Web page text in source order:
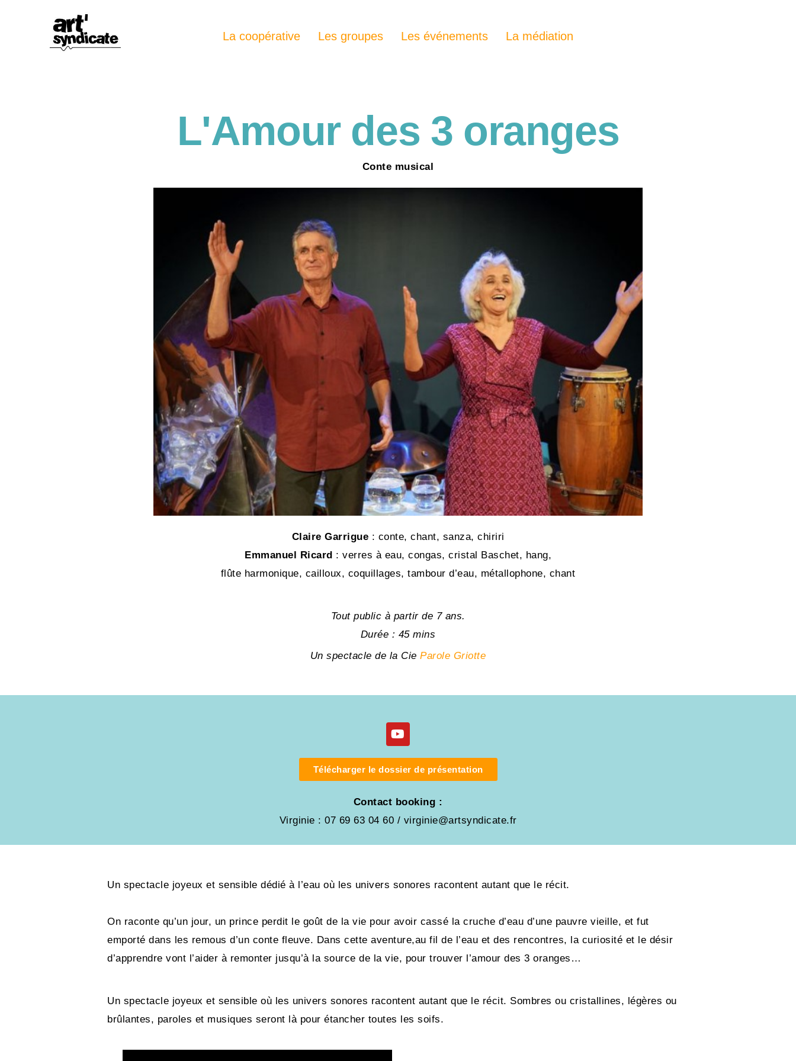
La coopérative Les groupes Les événements La médiation
L'Amour des 3 oranges
Conte musical
Claire Garrigue : conte, chant, sanza, chiriri
Emmanuel Ricard : verres à eau, congas, cristal Baschet, hang,
flûte harmonique, cailloux, coquillages, tambour d’eau, métallophone, chant
Tout public à partir de 7 ans.
Durée : 45 mins
Un spectacle de la CieParole Griotte
Télécharger le dossier de présentation
Contact booking :
Virginie : 07 69 63 04 60 / virginie@artsyndicate.fr
Un spectacle joyeux et sensible dédié à l’eau où les univers sonores racontent autant que le récit.
On raconte qu’un jour, un prince perdit le goût de la vie pour avoir cassé la cruche d’eau d’une pauvre vieille, et fut
emporté dans les remous d’un conte fleuve. Dans cette aventure,au fil de l’eau et des rencontres, la curiosité et le désir
d’apprendre vont l’aider à remonter jusqu’à la source de la vie, pour trouver l’amour des 3 oranges…
Un spectacle joyeux et sensible où les univers sonores racontent autant que le récit. Sombres ou cristallines, légères ou
brûlantes, paroles et musiques seront là pour étancher toutes les soifs.